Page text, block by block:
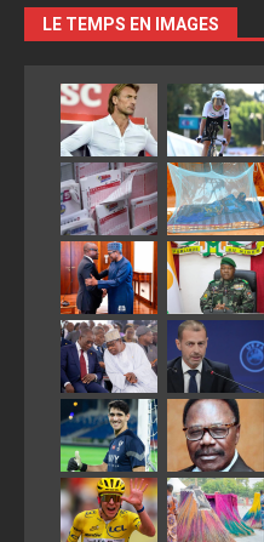
LE TEMPS EN IMAGES